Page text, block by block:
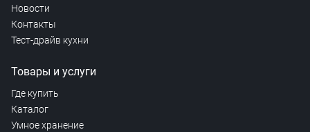
Новости
Контакты
Тест-драйв кухни
Товары и услуги
Где купить
Каталог
Умное хранение